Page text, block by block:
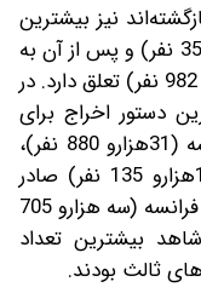
نیز بیشترین
آمار به شهروندان گرجستان (سه هزار‌و 351 نفر) و پس از آن به
ترکیه (دو هزار‌و 492 نفر) و آلبانی (هزار‌و 982 نفر) تعلق دارد. در
دستور اخراج برای
شهروندان غیر اتحادیه اروپا توسط فرانسه (31هزار‌و 880 نفر)،
اسپانیا (18هزار‌و 645 نفر) و آلمان (15هزار‌و 135 نفر) صادر
شده است. آلمان (شش هزار‌و 170 نفر)، فرانسه (سه هزار‌و 705
600 نفر) نیز شاهد بیشترین تعداد
ثالث بودند.